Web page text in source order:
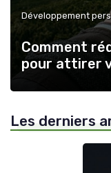
Développement
Comment
pour attirer
Les derniers